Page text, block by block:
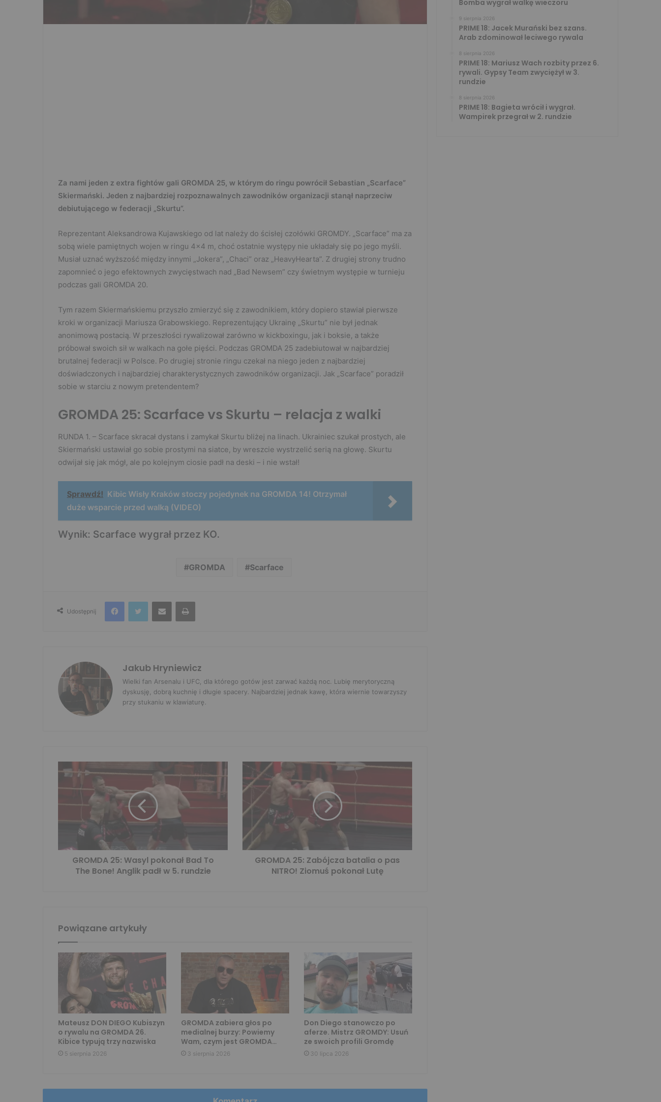
Za nami jeden z extra fightów gali GROMDA 25, w którym do ringu powrócił Sebastian „Scarface”
Skiermański. Jeden z najbardziej rozpoznawalnych zawodników organizacji stanął naprzeciw
debiutującego w federacji „Skurtu”.
Reprezentant Aleksandrowa Kujawskiego od lat należy do ścisłej czołówki GROMDY. „Scarface” ma za
sobą wiele pamiętnych wojen w ringu 4×4 m, choć ostatnie występy nie układały się po jego myśli.
Musiał uznać wyższość między innymi „Jokera”, „Chaci” oraz „HeavyHearta”. Z drugiej strony trudno
zapomnieć o jego efektownych zwycięstwach nad „Bad Newsem” czy świetnym występie w turnieju
podczas gali GROMDA 20.
Tym razem Skiermańskiemu przyszło zmierzyć się z zawodnikiem, który dopiero stawiał pierwsze
kroki w organizacji Mariusza Grabowskiego. Reprezentujący Ukrainę „Skurtu” nie był jednak
anonimową postacią. W przeszłości rywalizował zarówno w kickboxingu, jak i boksie, a także
próbował swoich sił w walkach na gołe pięści. Podczas GROMDA 25 zadebiutował w najbardziej
brutalnej federacji w Polsce. Po drugiej stronie ringu czekał na niego jeden z najbardziej
doświadczonych i najbardziej charakterystycznych zawodników organizacji. Jak „Scarface” poradził
sobie w starciu z nowym pretendentem?
GROMDA 25: Scarface vs Skurtu – relacja z walki
RUNDA 1. – Scarface skracał dystans i zamykał Skurtu bliżej na linach. Ukrainiec szukał prostych, ale
Skiermański ustawiał go sobie prostymi na siatce, by wreszcie wystrzelić serią na głowę. Skurtu
odwijał się jak mógł, ale po kolejnym ciosie padł na deski – i nie wstał!
Sprawdź! Kibic Wisły Kraków stoczy pojedynek na GROMDA 14! Otrzymał
duże wsparcie przed walką (VIDEO)
Wynik: Scarface wygrał przez KO.
GROMDA Scarface
Udostępnij
FacebookTwitter Udostępnij przez e-mail Drukuj
Jakub Hryniewicz
Wielki fan Arsenalu i UFC, dla którego gotów jest zarwać każdą noc. Lubię merytoryczną
dyskusję, dobrą kuchnię i długie spacery. Najbardziej jednak kawę, która wiernie towarzyszy
przy stukaniu w klawiaturę.
GROMDA 25: Wasyl pokonał Bad To
The Bone! Anglik padł w 5. rundzie
GROMDA 25: Zabójcza batalia o pas
NITRO! Ziomuś pokonał Lutę
Powiązane artykuły
Mateusz DON DIEGO Kubiszyn
o rywalu na GROMDA 26.
Kibice typują trzy nazwiska
5 sierpnia 2026
GROMDA zabiera głos po
medialnej burzy: Powiemy
Wam, czym jest GROMDA…
3 sierpnia 2026
Don Diego stanowczo po
aferze. Mistrz GROMDY: Usuń
ze swoich profili Gromdę
30 lipca 2026
Bomba wygrał walkę wieczoru
9 sierpnia 2026
PRIME 18: Jacek Murański bez szans.
Arab zdominował leciwego rywala
8 sierpnia 2026
PRIME 18: Mariusz Wach rozbity przez 6.
rywali. Gypsy Team zwyciężył w 3.
rundzie
8 sierpnia 2026
PRIME 18: Bagieta wrócił i wygrał.
Wampirek przegrał w 2. rundzie